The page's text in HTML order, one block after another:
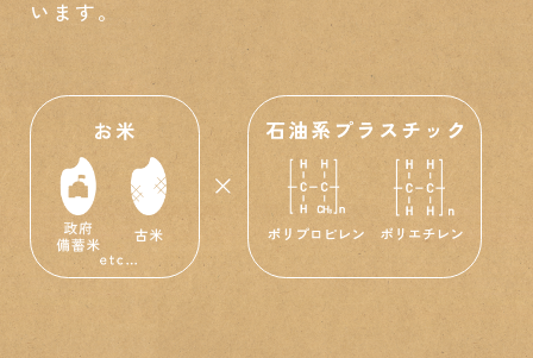
います。